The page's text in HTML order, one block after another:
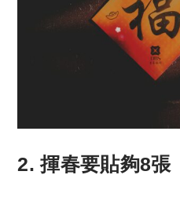
2. 揮春要貼夠8張